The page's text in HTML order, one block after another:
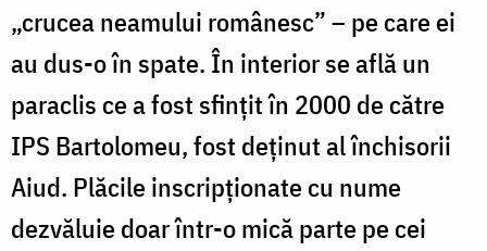
„crucea neamului românesc” – pe care ei
au dus-o în spate. În interior se află un
paraclis ce a fost sfințit în 2000 de către
IPS Bartolomeu, fost deținut al închisorii
Aiud. Plăcile inscripţionate cu nume
dezvăluie doar într-o mică parte pe cei